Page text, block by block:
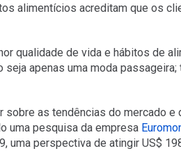
alimentícios acreditam que os
qualidade de vida e hábitos de
apenas uma moda passageira;
sobre as tendências do mercado e
uma pesquisa da empresa
uma perspectiva de atingir US$